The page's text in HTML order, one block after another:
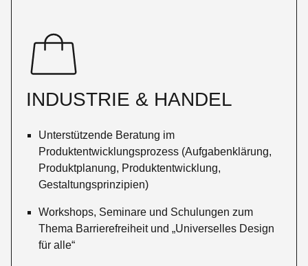
INDUSTRIE & HANDEL
Unterstützende Beratung im
Produktentwicklungsprozess (Aufgabenklärung,
Produktplanung, Produktentwicklung,
Gestaltungsprinzipien)
Workshops, Seminare und Schulungen zum
Thema Barrierefreiheit und „Universelles Design
für alle“